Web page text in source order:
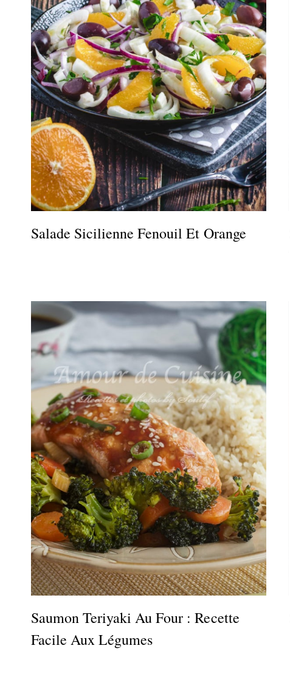
Salade Sicilienne Fenouil Et Orange
Saumon Teriyaki Au Four : Recette
Facile Aux Légumes